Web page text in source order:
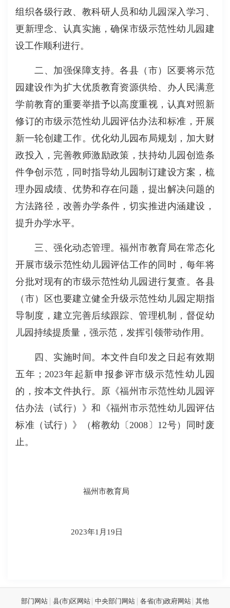
组织各级行政、教科研人员和幼儿园深入学习、
更新理念、认真实施，确保市级示范性幼儿园建
设工作顺利进行。
二、加强保障支持。各县（市）区要将示范
园建设作为扩大优质教育资源供给、办人民满意
学前教育的重要举措予以高度重视，认真对照新
修订的市级示范性幼儿园评估办法和标准，开展
新一轮创建工作。优化幼儿园布局规划，加大财
政投入，完善教师激励政策，扶持幼儿园创造条
件争创示范，同时指导幼儿园制订建设方案，梳
理办园成绩、优势和存在问题，提出解决问题的
方法路径，改善办学条件，切实推进内涵建设，
提升办学水平。
三、强化动态管理。福州市教育局在常态化
开展市级示范性幼儿园评估工作的同时，每年将
分批对现有的市级示范性幼儿园进行复查。各县
（市）区也要建立健全升级示范性幼儿园定期指
导制度，建立完善后续跟踪、管理机制，督促幼
儿园持续提质量，强示范，发挥引领带动作用。
四、实施时间。本文件自印发之日起有效期
五年；2023年起新申报参评市级示范性幼儿园
的，按本文件执行。原《福州市示范性幼儿园评
估办法（试行）》和《福州市示范性幼儿园评估
标准（试行）》（榕教幼〔2008〕12号）同时废
止。
福州市教育局
2023年1月19日
部门网站 县(市)区网站 中央部门网站 各省(市)政府网站 其他